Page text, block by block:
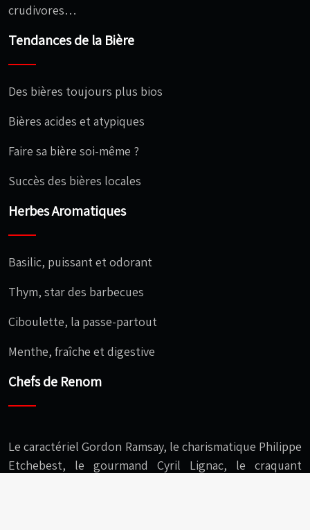
crudivores…
Tendances de la Bière
Des bières toujours plus bios
Bières acides et atypiques
Faire sa bière soi-même ?
Succès des bières locales
Herbes Aromatiques
Basilic, puissant et odorant
Thym, star des barbecues
Ciboulette, la passe-partout
Menthe, fraîche et digestive
Chefs de Renom
Le caractériel Gordon Ramsay, le charismatique Philippe
Etchebest, le gourmand Cyril Lignac, le craquant